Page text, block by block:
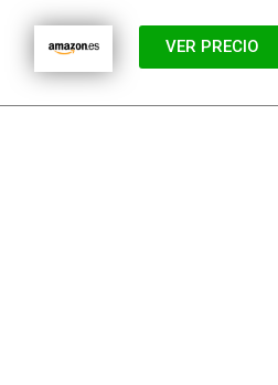
VER PRECIO